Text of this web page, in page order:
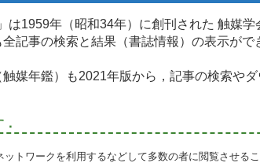
は1959年（昭和34年）に創刊された 触媒学
記事の検索と結果（書誌情報）の表示が
媒年鑑）も2021年版から，記事の検索や
トワークを利用するなどして多数の者に閲覧させる